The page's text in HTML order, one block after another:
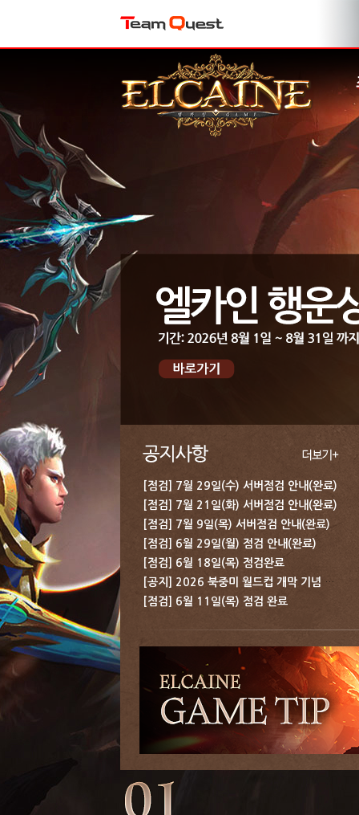
[점검] 7월 29일(수) 서버점검 안내(완료)
[점검] 7월 21일(화) 서버점검 안내(완료)
[점검] 7월 9일(목) 서버점검 안내(완료)
[점검] 6월 29일(월) 점검 안내(완료)
[점검] 6월 18일(목) 점검완료
[공지] 2026 북중미 월드컵 개막 기념 보상 지급 안내
[점검] 6월 11일(목) 점검 완료